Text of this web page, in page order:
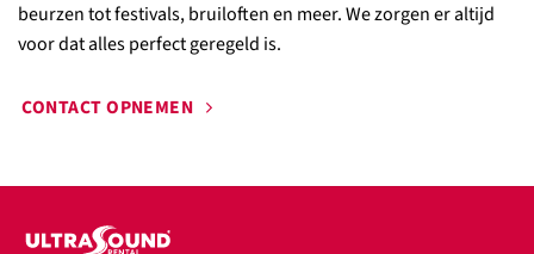
beurzen tot festivals, bruiloften en meer. We zorgen er altijd
voor dat alles perfect geregeld is.
CONTACT OPNEMEN